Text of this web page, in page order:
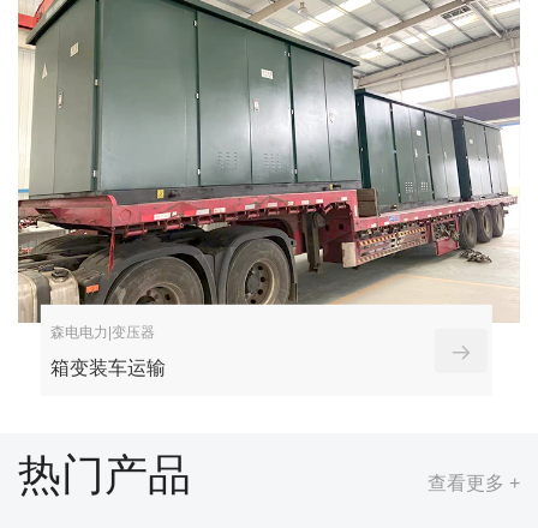
森电电力|变压器
箱变装车运输
热门产品 查看更多 +